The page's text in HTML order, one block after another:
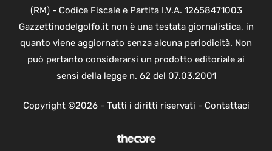
(RM) - Codice Fiscale e Partita I.V.A. 12658471003
Gazzettinodelgolfo.it non è una testata giornalistica, in
quanto viene aggiornato senza alcuna periodicità. Non
può pertanto considerarsi un prodotto editoriale ai
sensi della legge n. 62 del 07.03.2001
Copyright ©2026 - Tutti i diritti riservati - Contattaci